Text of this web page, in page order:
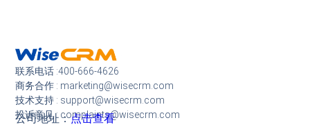
联系电话 :400-666-4626
商务合作 : marketing@wisecrm.com
技术支持 : support@wisecrm.com
投诉意见 : complaints@wisecrm.com
公司地址：点击查看